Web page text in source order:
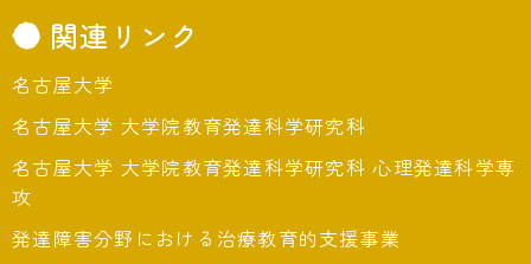
関連リンク
名古屋大学
名古屋大学 大学院教育発達科学研究科
名古屋大学 大学院教育発達科学研究科 心理発達科学専
攻
発達障害分野における治療教育的支援事業